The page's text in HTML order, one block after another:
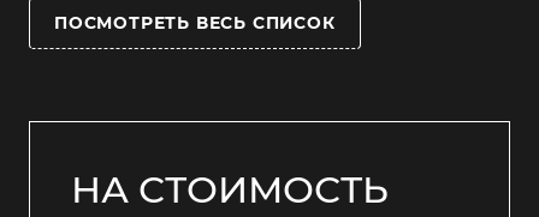
ПОСМОТРЕТЬ ВЕСЬ СПИСОК
НА СТОИМОСТЬ